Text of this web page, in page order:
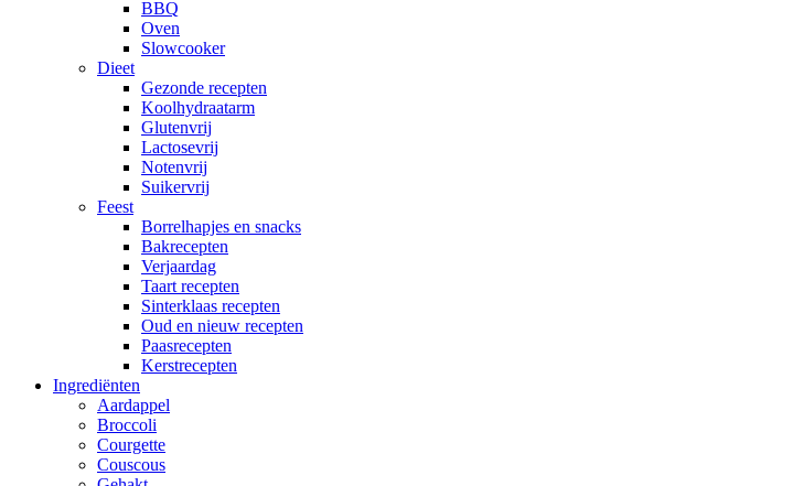
BBQ
Oven
Slowcooker
Dieet
Gezonde recepten
Koolhydraatarm
Glutenvrij
Lactosevrij
Notenvrij
Suikervrij
Feest
Borrelhapjes en snacks
Bakrecepten
Verjaardag
Taart recepten
Sinterklaas recepten
Oud en nieuw recepten
Paasrecepten
Kerstrecepten
Ingrediënten
Aardappel
Broccoli
Courgette
Couscous